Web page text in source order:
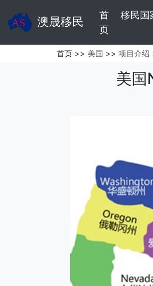
澳晟移民
首
页(current)
移民国
首页 >> 美国 >> 项目介绍
美国